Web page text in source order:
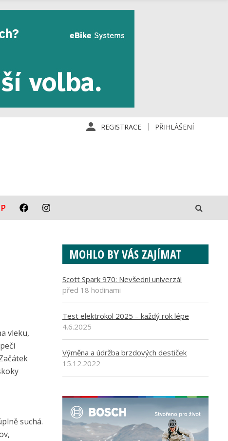
REGISTRACE PŘIHLÁŠENÍ
vleku,
suchá.
MOHLO BY VÁS ZAJÍMAT
Scott Spark 970: Nevšední univerzál
před 18 hodinami
Test elektrokol 2025 – každý rok lépe
4.6.2025
Výměna a údržba brzdových destiček
15.12.2022